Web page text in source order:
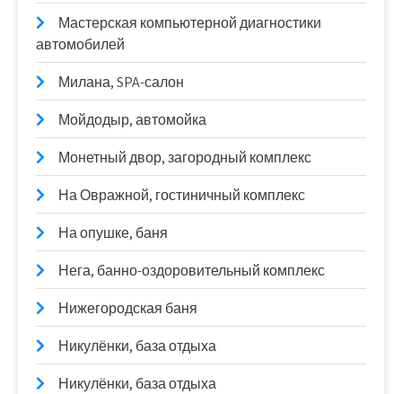
Мастерская компьютерной диагностики
автомобилей
Милана, SPA-салон
Мойдодыр, автомойка
Монетный двор, загородный комплекс
На Овражной, гостиничный комплекс
На опушке, баня
Нега, банно-оздоровительный комплекс
Нижегородская баня
Никулёнки, база отдыха
Никулёнки, база отдыха